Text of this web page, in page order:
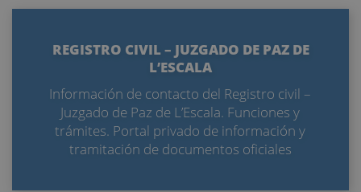
REGISTRO CIVIL – JUZGADO DE PAZ DE
L’ESCALA
Información de contacto del Registro civil –
Juzgado de Paz de L’Escala. Funciones y
trámites. Portal privado de información y
tramitación de documentos oficiales